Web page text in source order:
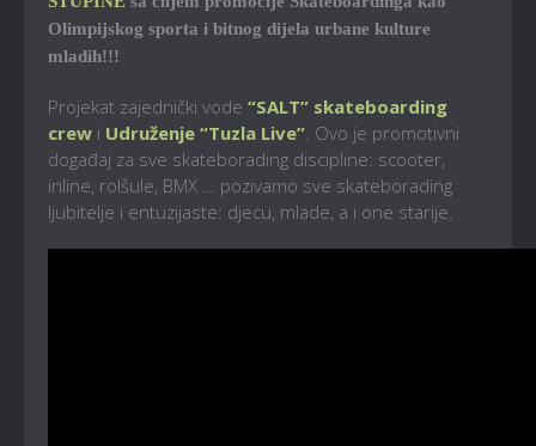
Olimpijskog sporta i bitnog dijela urbane kulture
mladih!!!
Projekat zajednički vode “SALT” skateboarding
crew i Udruženje “Tuzla Live”. Ovo je promotivni
događaj za sve skateborading discipline: scooter,
inline, rolšule, BMX … pozivamo sve skateborading
ljubitelje i entuzijaste: djecu, mlade, a i one starije.